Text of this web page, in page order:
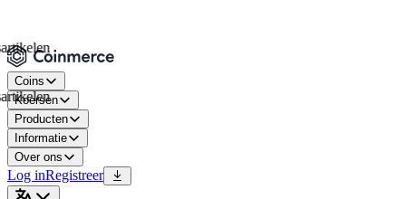
Coins
Koersen
Producten
Informatie
Over ons
Log inRegistreer